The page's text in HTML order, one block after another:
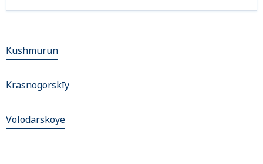
Kushmurun
Krasnogorskīy
Volodarskoye